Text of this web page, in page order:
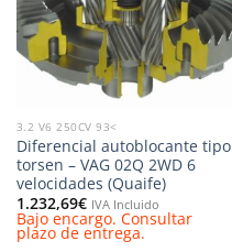
3.2 V6 250CV 93<
Diferencial autoblocante tipo
torsen – VAG 02Q 2WD 6
velocidades (Quaife)
1.232,69€ IVA Incluido
Bajo encargo. Consultar
plazo de entrega.